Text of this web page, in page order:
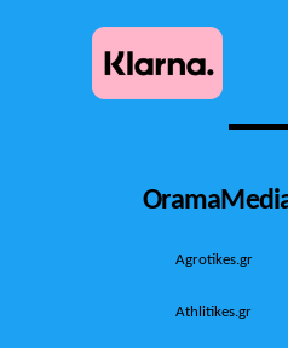
Agrotikes.gr
Athlitikes.gr